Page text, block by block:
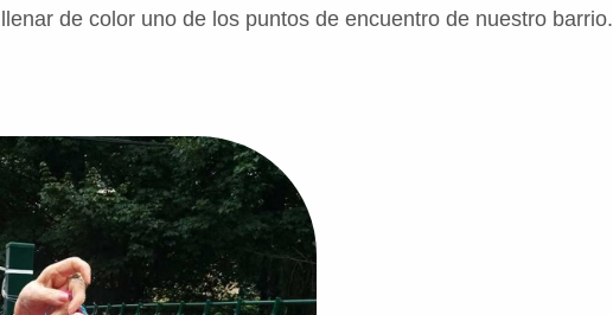
de color uno de los puntos de encuentro de nuestro barrio.